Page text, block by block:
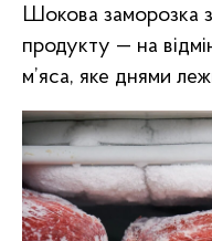
Шокова заморозка
продукту — на
м’яса, яке днями